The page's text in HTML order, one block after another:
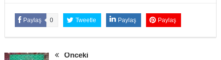
Paylaş 0 Tweetle Paylaş Paylaş
Önceki